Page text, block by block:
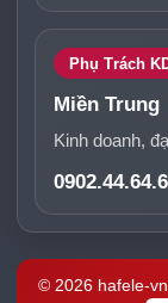
Phụ Trách
Miền Trung
Kinh doanh,
© 2026 hafele-